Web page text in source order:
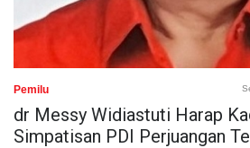
Pemilu
dr Messy Widiastuti Harap
Simpatisan PDI Perjuangan